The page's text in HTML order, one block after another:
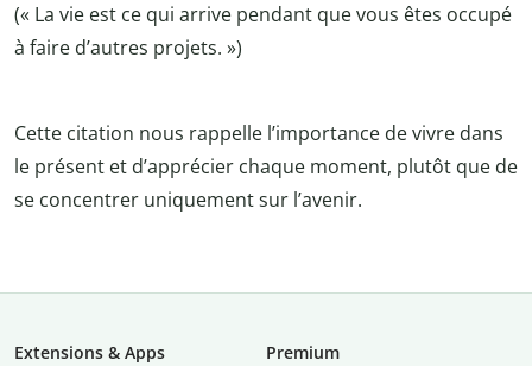
(« La vie est ce qui arrive pendant que vous êtes occupé
à faire d’autres projets. »)
Cette citation nous rappelle l’importance de vivre dans
le présent et d’apprécier chaque moment, plutôt que de
se concentrer uniquement sur l’avenir.
Extensions & Apps
Premium